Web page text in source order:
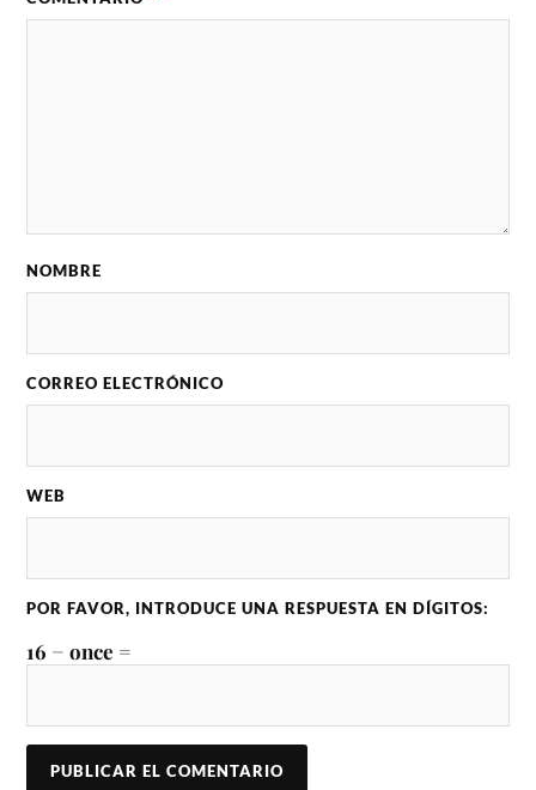
NOMBRE
CORREO ELECTRÓNICO
WEB
POR FAVOR, INTRODUCE UNA RESPUESTA EN DÍGITOS:
16 − once =